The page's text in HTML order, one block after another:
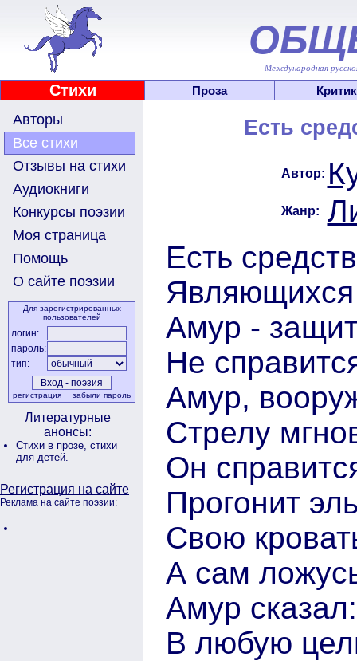
Международная
Стихи Проза
Авторы
Все стихи
Отзывы на стихи
Аудиокниги
Конкурсы поэзии
Моя страница
Помощь
О сайте поэзии
Для зарегистрированных
пользователей
логин:
пароль:
тип:
регистрация забыли пароль
Литературные
анонсы:
Стихи в прозе, стихи
для детей.
Регистрация на сайте
Реклама на сайте поэзии:
Есть
Автор:
Жанр:
Есть
Амур -
Не
Амур,
Стрелу
Он
Прогонит
Свою
А сам
Амур
В любую